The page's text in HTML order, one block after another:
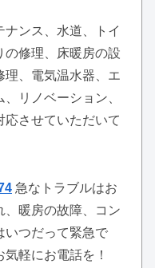
ナンス、水道、トイ
の修理、床暖房の設
理、電気温水器、エ
リノベーション、
させていただいて
急なトラブルはお
、暖房の故障、コン
つだって緊急で
軽にお電話を！